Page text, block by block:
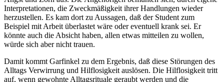
Interpretationen, die Zweckmäßigkeit ihrer Handlungen wieder
herzustellen. Es kam dort zu Aussagen, daß der Student zum
Beispiel mit Arbeit überlastet wäre oder eventuell krank sei. Er
könnte auch die Absicht haben, allen etwas mitteilen zu wollen,
würde sich aber nicht trauen.
Damit kommt Garfinkel zu dem Ergebnis, daß diese Störungen des
Alltags Verwirrung und Hilflosigkeit auslösen. Die Hilflosigkeit tritt
auf, wenn gewohnte Alltagsrituale geraubt werden und die